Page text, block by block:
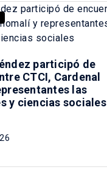
participó de
CTCI, Cardenal
las
y ciencias sociales